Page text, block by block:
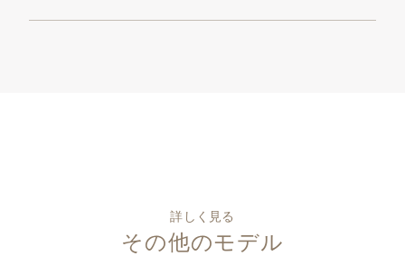
詳しく見る
その他のモデル